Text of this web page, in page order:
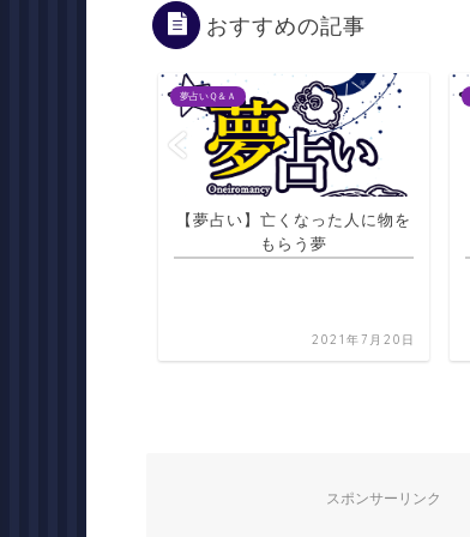
おすすめの記事
夢占いＱ＆Ａ
【夢占い】知らない人が父親に
なる夢
2021年7月20日
スポンサーリンク